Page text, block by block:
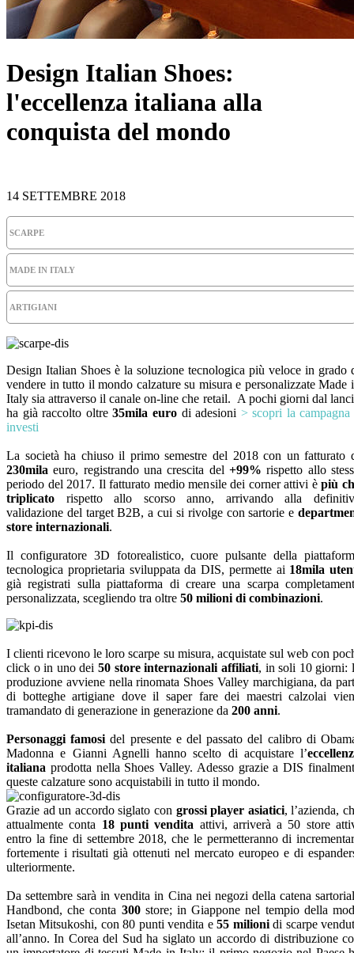
Design Italian Shoes:
l'eccellenza italiana alla
conquista del mondo
14 SETTEMBRE 2018
SCARPE
MADE IN ITALY
ARTIGIANI
Design Italian Shoes è la soluzione tecnologica più veloce in grado
vendere in tutto il mondo calzature su misura e personalizzate Made
Italy sia attraverso il canale on-line che retail. A pochi giorni dal
ha già raccolto oltre35mila eurodi adesioni > scopri la campagna
investi
La società ha chiuso il primo semestre del 2018 con un fatturato
230mila euro, registrando una crescita del +99% rispetto allo
periodo del 2017. Il fatturato medio mensile dei corner attivi èpiù
triplicato rispetto allo scorso anno, arrivando alla
validazione del target B2B, a cui si rivolge con sartorie e
store internazionali.
Il configuratore 3D fotorealistico, cuore pulsante della
tecnologica proprietaria sviluppata da DIS, permette ai 18mila
già registrati sulla piattaforma di creare una scarpa
personalizzata, scegliendo tra oltre 50 milioni di combinazioni.
I clienti ricevono le loro scarpe su misura, acquistate sul web con
click o in uno dei50 store internazionali affiliati, in soli 10 giorni:
produzione avviene nella rinomata Shoes Valley marchigiana, da
di botteghe artigiane dove il saper fare dei maestri calzolai
tramandato di generazione in generazione da 200 anni.
Personaggi famosi del presente e del passato del calibro di
Madonna e Gianni Agnelli hanno scelto di acquistare l’
italiana prodotta nella Shoes Valley. Adesso grazie a DIS
queste calzature sono acquistabili in tutto il mondo.
Grazie ad un accordo siglato con grossi player asiatici, l’azienda,
attualmente conta 18 punti vendita attivi, arriverà a 50 store
entro la fine di settembre 2018, che le permetteranno di
fortemente i risultati già ottenuti nel mercato europeo e di
ulteriormente.
Da settembre sarà in vendita in Cina nei negozi della catena
Handbond, che conta 300 store; in Giappone nel tempio della
Isetan Mitsukoshi, con 80 punti vendita e55 milionidi scarpe
all’anno. In Corea del Sud ha siglato un accordo di distribuzione